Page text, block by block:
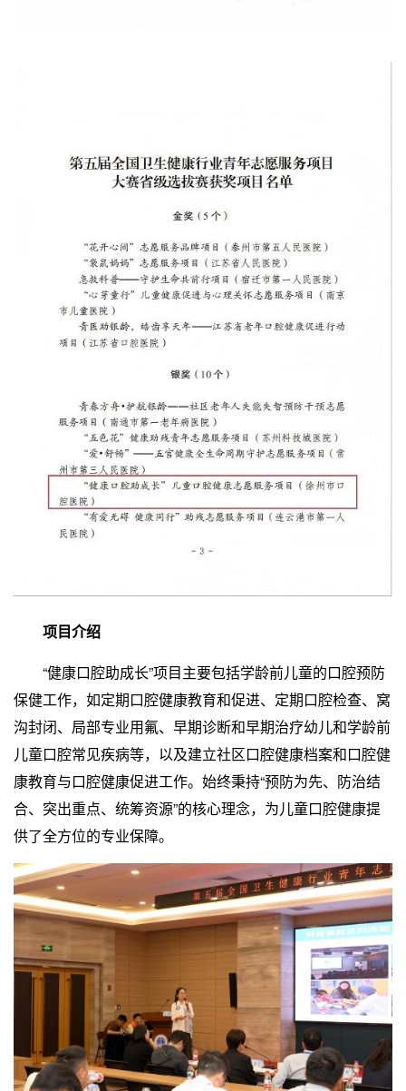
项目介绍
“健康口腔助成长”项目主要包括学龄前儿童的口腔预防
保健工作，如定期口腔健康教育和促进、定期口腔检查、窝
沟封闭、局部专业用氟、早期诊断和早期治疗幼儿和学龄前
儿童口腔常见疾病等，以及建立社区口腔健康档案和口腔健
康教育与口腔健康促进工作。始终秉持“预防为先、防治结
合、突出重点、统筹资源”的核心理念，为儿童口腔健康提
供了全方位的专业保障。